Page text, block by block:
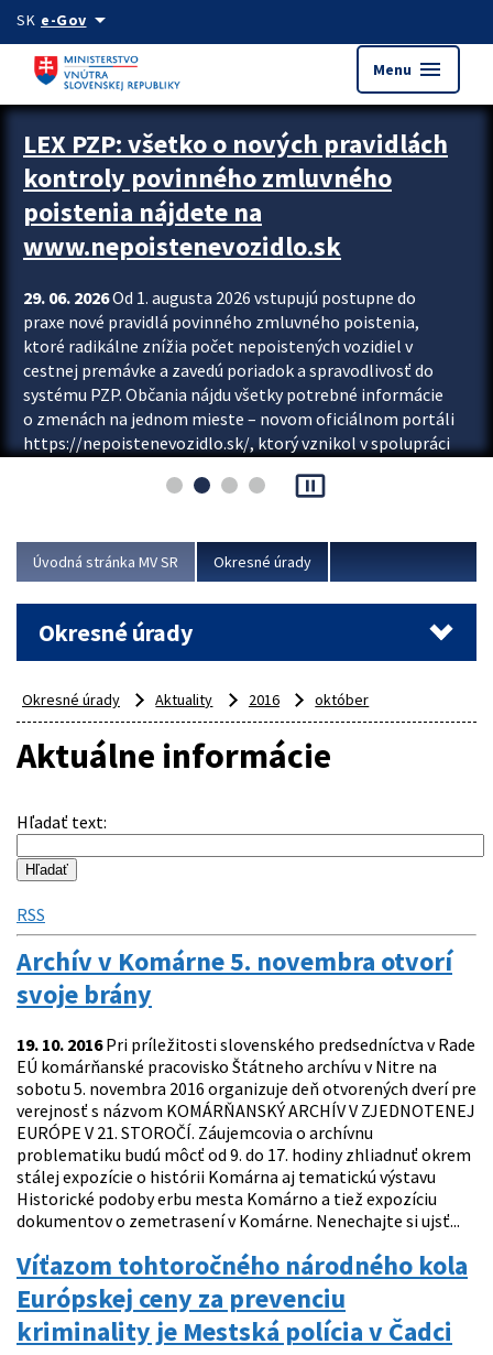
Preskocit na hlavný obsah
SK e-Govarrow_drop_down
Menu menu
Zastavit automatický posun upútavok
LEX PZP: všetko o nových pravidlách
kontroly povinného zmluvného
poistenia nájdete na
www.nepoistenevozidlo.sk
29. 06. 2026Od 1. augusta 2026 vstupujú postupne do
praxe nové pravidlá povinného zmluvného poistenia,
ktoré radikálne znížia počet nepoistených vozidiel v
cestnej premávke a zavedú poriadok a spravodlivosť do
systému PZP. Občania nájdu všetky potrebné informácie
o zmenách na jednom mieste – novom oficiálnom portáli
https://nepoistenevozidlo.sk/, ktorý vznikol v spolupráci
asociácie poisťovní (SLASPO) a Ministerstva vnútra SR.
Viac
pause_presentation
Úvodná stránka MV SR Okresné úrady
Okresné úrady
Okresné úrady Aktuality 2016 október
Aktuálne informácie
Hľadať text:
RSS
Archív v Komárne 5. novembra otvorí
svoje brány
19. 10. 2016Pri príležitosti slovenského predsedníctva v Rade
EÚ komárňanské pracovisko Štátneho archívu v Nitre na
sobotu 5. novembra 2016 organizuje deň otvorených dverí pre
verejnosť s názvom KOMÁRŇANSKÝ ARCHÍV V ZJEDNOTENEJ
EURÓPE V 21. STOROČÍ. Záujemcovia o archívnu
problematiku budú môcť od 9. do 17. hodiny zhliadnuť okrem
stálej expozície o histórii Komárna aj tematickú výstavu
Historické podoby erbu mesta Komárno a tiež expozíciu
dokumentov o zemetrasení v Komárne. Nenechajte si ujsť...
Víťazom tohtoročného národného kola
Európskej ceny za prevenciu
kriminality je Mestská polícia v Čadci